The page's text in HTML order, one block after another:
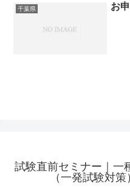
千葉県 お
試験直前セミナー｜一
（一発試験対